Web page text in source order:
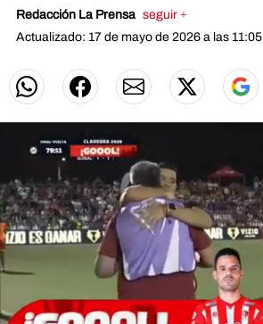
Redacción La Prensa seguir +
Actualizado: 17 de mayo de 2026 a las 11:05